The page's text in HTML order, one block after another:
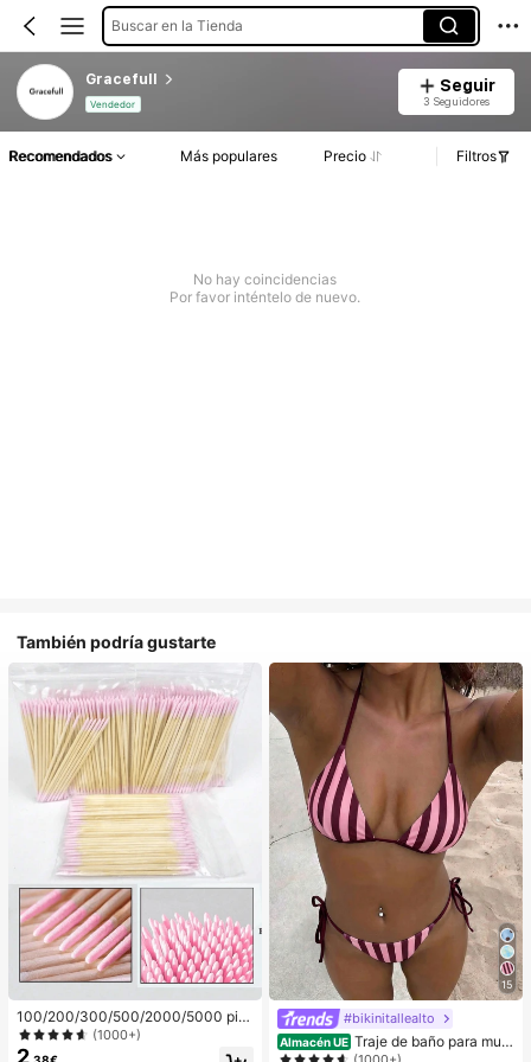
Buscar en la Tienda
Gracefull
Vendedor
Seguir
3 Seguidores
Recomendados Más populares Precio Filtros
No hay coincidencias
Por favor inténtelo de nuevo.
También podría gustarte
100/200/300/500/2000/5000 pie
zas/20 piezas Palitos aplicadores d
e esmalte de uñas de doble extrem
(1000+)
15
#bikinitallealto
Almacén UE Traje de baño para muje
r; Moda; Traje de baño de dos pieza